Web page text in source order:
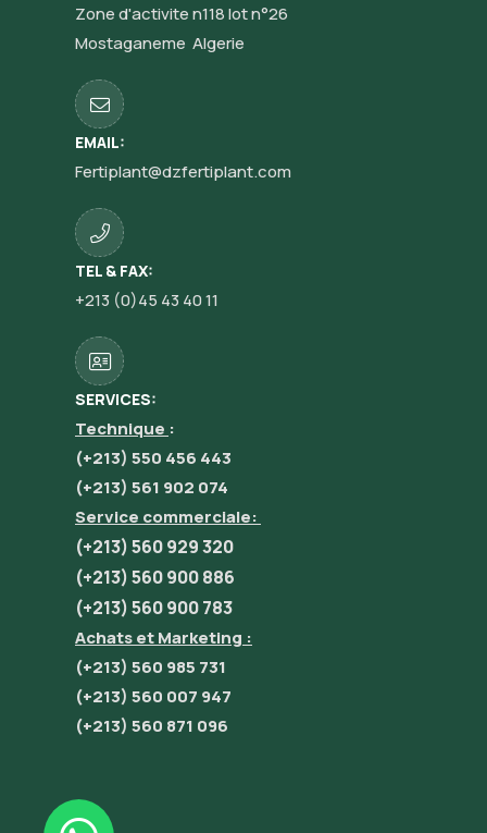
Zone d'activite n118 lot n°26
Mostaganeme Algerie
EMAIL:
Fertiplant@dzfertiplant.com
TEL & FAX:
+213 (0)45 43 40 11
SERVICES:
Technique :
(+213) 550 456 443
(+213) 561 902 074
Service commerciale:
(+213) 560 929 320
(+213) 560 900 886
(+213) 560 900 783
Achats et Marketing :
(+213) 560 985 731
(+213) 560 007 947
(+213) 560 871 096